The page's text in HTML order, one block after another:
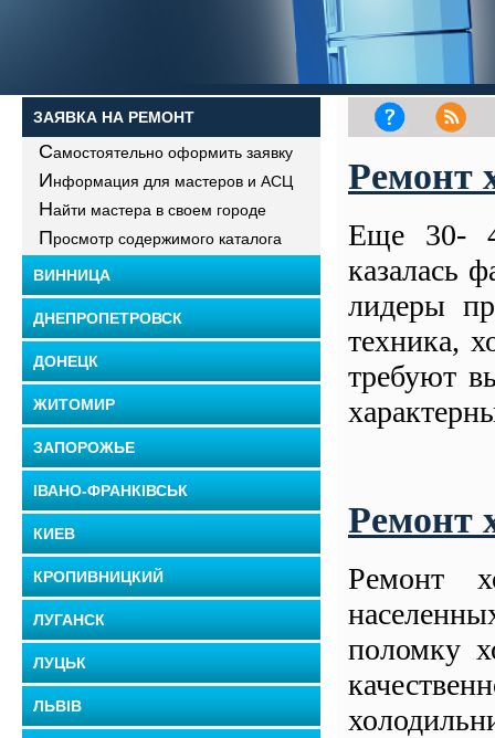
ЗАЯВКА НА РЕМОНТ
Самостоятельно оформить заявку
Информация для мастеров и АСЦ
Найти мастера в своем городе
Просмотр содержимого каталога
ВИННИЦА
ДНЕПРОПЕТРОВСК
ДОНЕЦК
ЖИТОМИР
ЗАПОРОЖЬЕ
ІВАНО-ФРАНКІВСЬК
КИЕВ
КРОПИВНИЦКИЙ
ЛУГАНСК
ЛУЦЬК
ЛЬВІВ
Ремонт
Еще 30-
казалась
лидеры
техника,
требуют
Ремонт
Ремонт
поломку